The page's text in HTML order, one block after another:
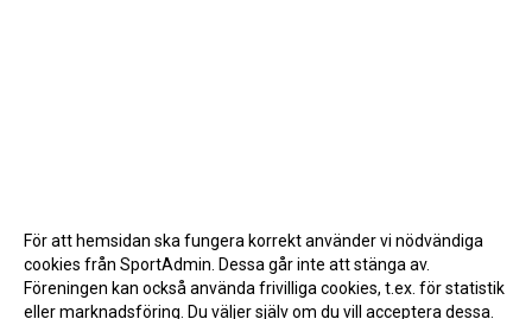
För att hemsidan ska fungera korrekt använder vi nödvändiga
cookies från SportAdmin. Dessa går inte att stänga av.
Föreningen kan också använda frivilliga cookies, t.ex. för statistik
eller marknadsföring. Du väljer själv om du vill acceptera dessa.